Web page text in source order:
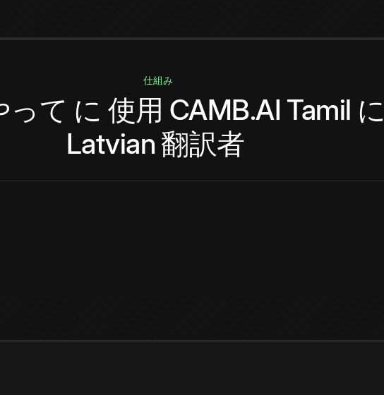
仕組み
って に 使用 CAMB.AI Tamil に
Latvian 翻訳者